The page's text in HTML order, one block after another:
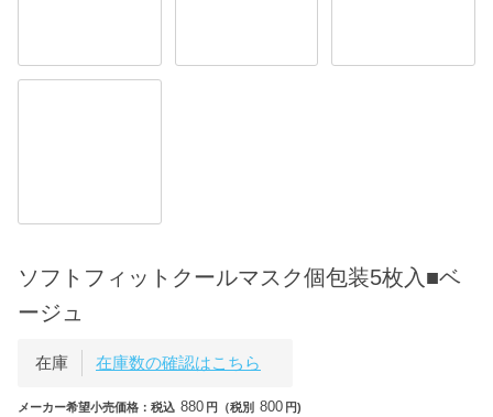
ソフトフィットクールマスク個包装5枚入■ベ
ージュ
在庫 在庫数の確認はこちら
メーカー希望小売価格：税込 880 円（税別 800 円)